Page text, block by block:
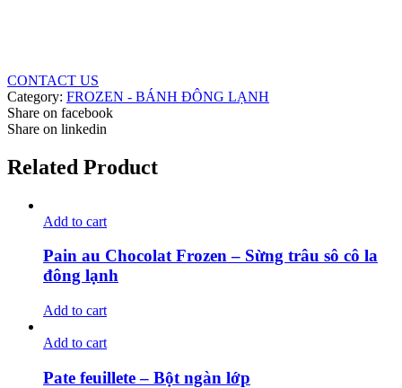
CONTACT US
Category: FROZEN - BÁNH ĐÔNG LẠNH
Share on facebook
Share on linkedin
Related Product
Add to cart
Pain au Chocolat Frozen – Sừng trâu sô cô la
đông lạnh
Add to cart
Add to cart
Pate feuillete – Bột ngàn lớp